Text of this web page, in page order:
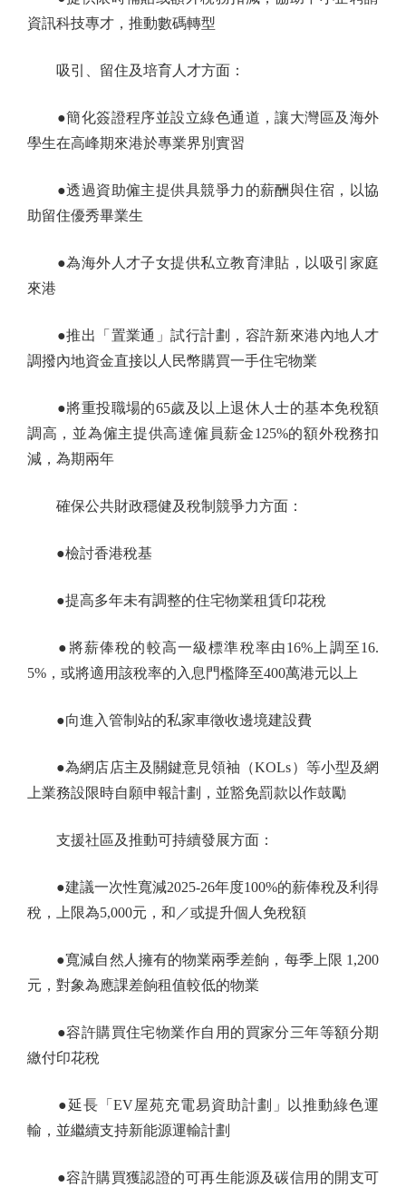
資訊科技專才，推動數碼轉型
吸引、留住及培育人才方面：
●簡化簽證程序並設立綠色通道，讓大灣區及海外
學生在高峰期來港於專業界別實習
●透過資助僱主提供具競爭力的薪酬與住宿，以協
助留住優秀畢業生
●為海外人才子女提供私立教育津貼，以吸引家庭
來港
●推出「置業通」試行計劃，容許新來港內地人才
調撥內地資金直接以人民幣購買一手住宅物業
●將重投職場的65歲及以上退休人士的基本免稅額
調高，並為僱主提供高達僱員薪金125%的額外稅務扣
減，為期兩年
確保公共財政穩健及稅制競爭力方面：
●檢討香港稅基
●提高多年未有調整的住宅物業租賃印花稅
●將薪俸稅的較高一級標準稅率由16%上調至16.
5%，或將適用該稅率的入息門檻降至400萬港元以上
●向進入管制站的私家車徵收邊境建設費
●為網店店主及關鍵意見領袖（KOLs）等小型及網
上業務設限時自願申報計劃，並豁免罰款以作鼓勵
支援社區及推動可持續發展方面：
●建議一次性寬減2025-26年度100%的薪俸稅及利得
稅，上限為5,000元，和／或提升個人免稅額
●寬減自然人擁有的物業兩季差餉，每季上限 1,200
元，對象為應課差餉租值較低的物業
●容許購買住宅物業作自用的買家分三年等額分期
繳付印花稅
●延長「EV屋苑充電易資助計劃」以推動綠色運
輸，並繼續支持新能源運輸計劃
●容許購買獲認證的可再生能源及碳信用的開支可